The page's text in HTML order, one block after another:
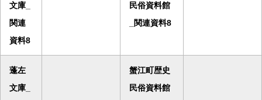
文庫_
関連
資料8
民俗資料館
_関連資料8
蓬左
文庫_
蟹江町歴史
民俗資料館